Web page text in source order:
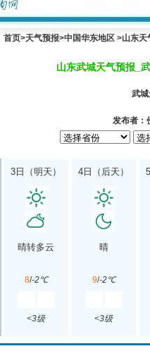
首页>天气预报>中国华东地区 >山东天
山东武城天气预报_
武
发布者：
3日（明天）
晴转多云
8/-2℃
<3级
4日（后天）
晴
9/-2℃
<3级